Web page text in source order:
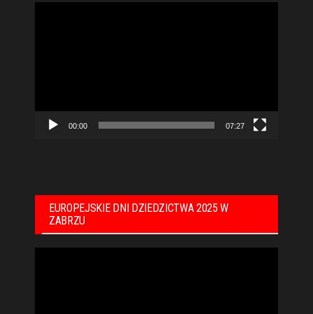
00:00 07:27
EUROPEJSKIE DNI DZIEDZICTWA 2025 W
ZABRZU